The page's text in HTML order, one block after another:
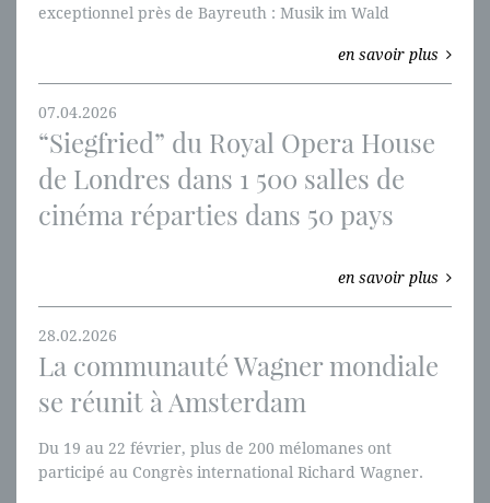
exceptionnel près de Bayreuth : Musik im Wald
en savoir plus
07.04.2026
“Siegfried” du Royal Opera House
de Londres dans 1 500 salles de
cinéma réparties dans 50 pays
en savoir plus
28.02.2026
La communauté Wagner mondiale
se réunit à Amsterdam
Du 19 au 22 février, plus de 200 mélomanes ont
participé au Congrès international Richard Wagner.